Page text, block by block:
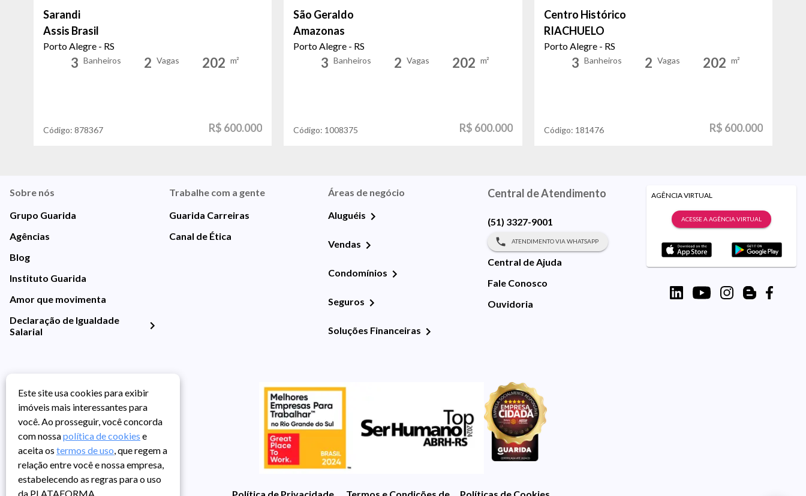
Sarandi
Assis Brasil
Porto Alegre - RS
3 Banheiros 2 Vagas 202 m²
Código: 878367 R$ 600.000
São Geraldo
Amazonas
Porto Alegre - RS
3 Banheiros 2 Vagas 202 m²
Código: 1008375 R$ 600.000
Centro Histórico
RIACHUELO
Porto Alegre - RS
3 Banheiros 2 Vagas 202 m²
Código: 181476 R$ 600.000
Sobre nós
Grupo Guarida
Agências
Blog
Instituto Guarida
Amor que movimenta
Declaração de Igualdade
Salarial
Trabalhe com a gente
Guarida Carreiras
Canal de Ética
Áreas de negócio
Aluguéis
Vendas
Condomínios
Seguros
Soluções Financeiras
Central de Atendimento
(51) 3327-9001
ATENDIMENTO VIA WHATSAPP
Central de Ajuda
Fale Conosco
Ouvidoria
AGÊNCIA VIRTUAL
ACESSE A AGÊNCIA VIRTUAL
Política de Privacidade Termos e Condições de UsoPolíticas de Cookies
Este site usa cookies para exibir
imóveis mais interessantes para
você. Ao prosseguir, você concorda
com nossapolítica de cookies e
aceita os termos de uso, que regem a
relação entre você e nossa empresa,
estabelecendo as regras para o uso
da PLATAFORMA.